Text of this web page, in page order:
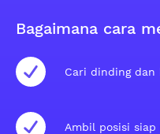
Bagaimana cara
Cari dinding dan
Ambil posisi siap